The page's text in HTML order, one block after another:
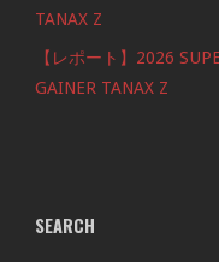
TANAX Z
【レポート】2026
GAINER TANAX Z
SEARCH